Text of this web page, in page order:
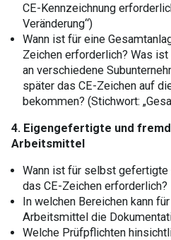
CE-Kennzeichnung
Veränderung“)
Wann ist für eine
Zeichen erforderlich? Was
an verschiedene
später das CE-Zeichen auf
bekommen? (Stichwort:
4. Eigengefertigte und
Arbeitsmittel
Wann ist für selbst
das CE-Zeichen erforderlich?
In welchen Bereichen kann
Arbeitsmittel die
Welche Prüfpflichten